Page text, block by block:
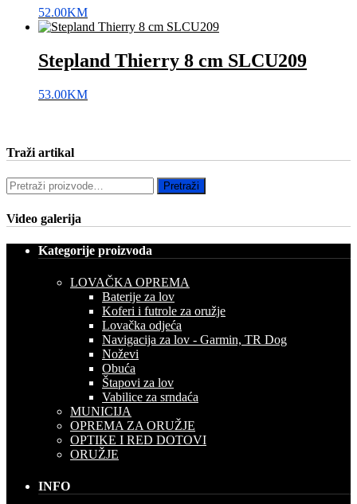
52.00KM
Stepland Thierry 8 cm SLCU209
53.00KM
Traži artikal
Pretraži: Pretraži
Video galerija
Kategorije proizvoda
LOVAČKA OPREMA
Baterije za lov
Koferi i futrole za oružje
Lovačka odjeća
Navigacija za lov - Garmin, TR Dog
Noževi
Obuća
Štapovi za lov
Vabilice za srndaća
MUNICIJA
OPREMA ZA ORUŽJE
OPTIKE I RED DOTOVI
ORUŽJE
INFO